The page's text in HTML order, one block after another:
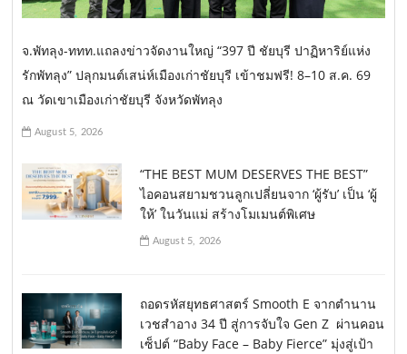
จ.พัทลุง-ททท.แถลงข่าวจัดงานใหญ่ “397 ปี ชัยบุรี ปาฏิหาริย์แห่ง
รักพัทลุง” ปลุกมนต์เสน่ห์เมืองเก่าชัยบุรี เข้าชมฟรี! 8–10 ส.ค. 69
ณ วัดเขาเมืองเก่าชัยบุรี จังหวัดพัทลุง
August 5, 2026
“THE BEST MUM DESERVES THE BEST”
ไอคอนสยามชวนลูกเปลี่ยนจาก ‘ผู้รับ’ เป็น ‘ผู้
ให้’ ในวันแม่ สร้างโมเมนต์พิเศษ
August 5, 2026
ถอดรหัสยุทธศาสตร์ Smooth E จากตำนาน
เวชสำอาง 34 ปี สู่การจับใจ Gen Z ผ่านคอน
เซ็ปต์ “Baby Face – Baby Fierce” มุ่งสู่เป้า